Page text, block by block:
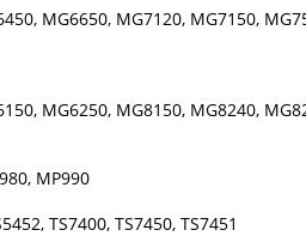
MG6650, MG7120, MG7150,
MG6250, MG8150, MG8240,
MP990
TS7400, TS7450, TS7451